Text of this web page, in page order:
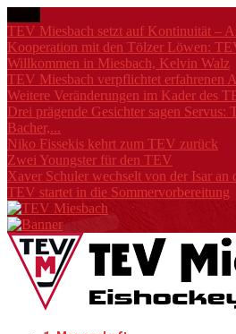
TEV Miesbach setzt auf Kontinuität –
Kooperation mit den Tölzer Löwen:
Willkommen in Miesbach, Kelvin Walz
TEV Miesbach verpflichtet erfahrenen
Weitere Veränderungen im Kader des
Drei prägende Gesichter sagen Servus:
Bacher,...
Niko Fissekis kehrt zum TEV zurück
Zwei Youngster für den TEV
Xaver Schuler wechselt von der Isar an
TEV startet in die Sommervorbereitung